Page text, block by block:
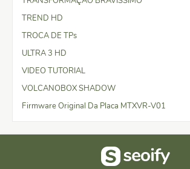
TREND HD
TROCA DE TPs
ULTRA 3 HD
VIDEO TUTORIAL
VOLCANOBOX SHADOW
Firmware Original Da Placa MTXVR-V01